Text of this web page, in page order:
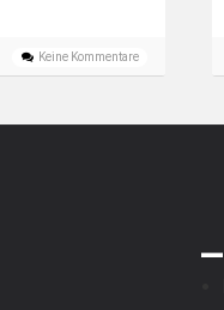
Keine Kommentare
_